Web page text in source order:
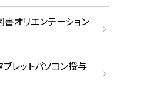
オリエンテーション
レットパソコン授与